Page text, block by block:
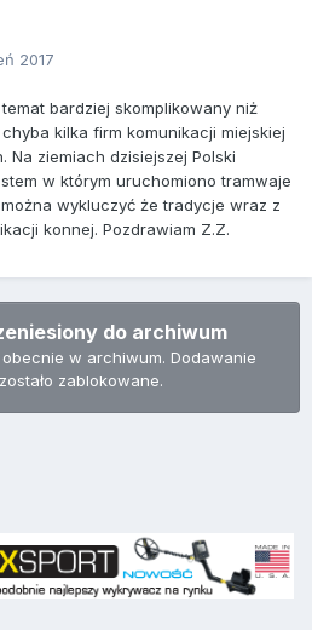
2017
bardziej skomplikowany niż
chyba kilka firm komunikacji miejskiej
Na ziemiach dzisiejszej Polski
w którym uruchomiono tramwaje
wykluczyć że tradycje wraz z
konnej. Pozdrawiam Z.Z.
do archiwum
w archiwum. Dodawanie
zablokowane.